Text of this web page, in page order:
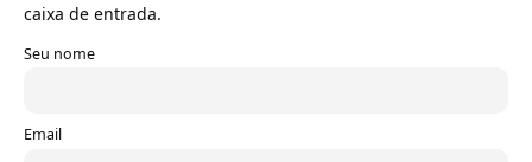
caixa de entrada.
Seu nome
Email